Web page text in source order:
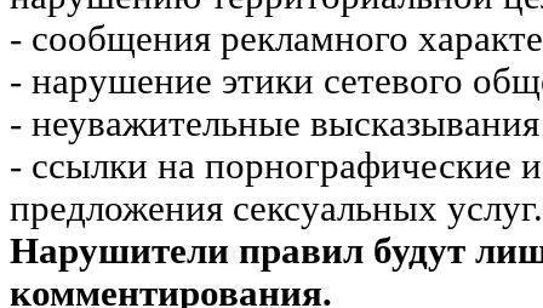
- сообщения рекламного
- нарушение этики сетевого
- неуважительные
- ссылки на порнографические
предложения сексуальных услуг.
Нарушители правил будут
комментирования.